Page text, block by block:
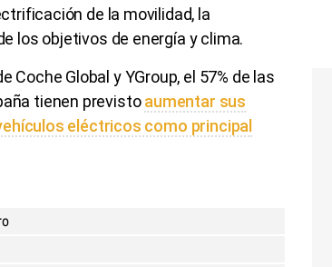
de la movilidad, la
los objetivos de energía y clima.
Coche Global y YGroup, el 57% de las
tienen previstoaumentar sus
eléctricos como principal